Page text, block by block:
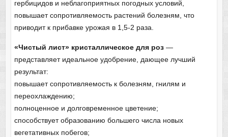
гербицидов и неблагоприятных погодных условий,
повышает сопротивляемость растений болезням, что
приводит к прибавке урожая в 1,5-2 раза.
«Чистый лист» кристаллическое для роз—
представляет идеальное удобрение, дающее лучший
результат:
повышает сопротивляемость к болезням, гнилям и
переохлаждению;
полноценное и долговременное цветение;
способствует образованию большего числа новых
вегетативных побегов;